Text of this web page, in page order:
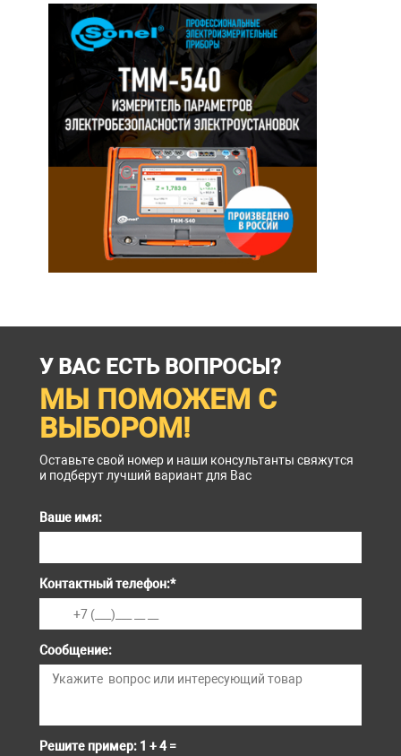
У ВАС ЕСТЬ ВОПРОСЫ?
МЫ ПОМОЖЕМ С
ВЫБОРОМ!
Оставьте свой номер и наши консультанты свяжутся
и подберут лучший вариант для Вас
Ваше имя:
Контактный телефон:*
Сообщение:
Решите пример: 1 + 4 =